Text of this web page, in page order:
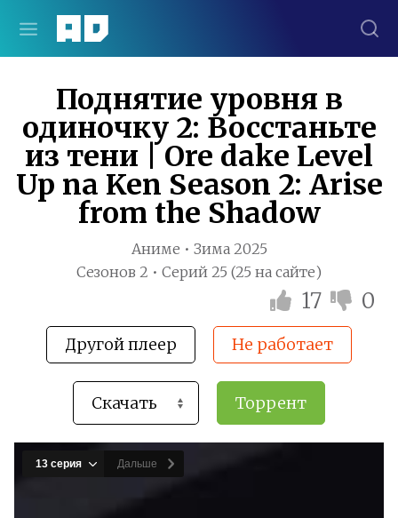
Поднятие уровня в
одиночку 2: Восстаньте
из тени | Ore dake Level
Up na Ken Season 2: Arise
from the Shadow
Аниме • Зима 2025
Сезонов 2 • Серий 25 (25 на сайте)
17 0
Другой плеер Не работает
Торрент